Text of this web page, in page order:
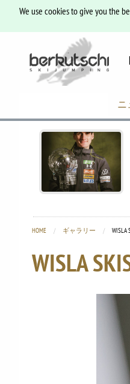
We use cookies to give you the
ニ
HOME ギャラリー WISLA
WISLA